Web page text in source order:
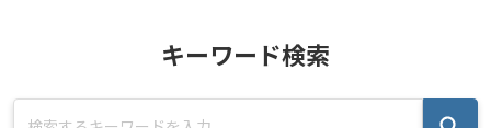
キーワード検索